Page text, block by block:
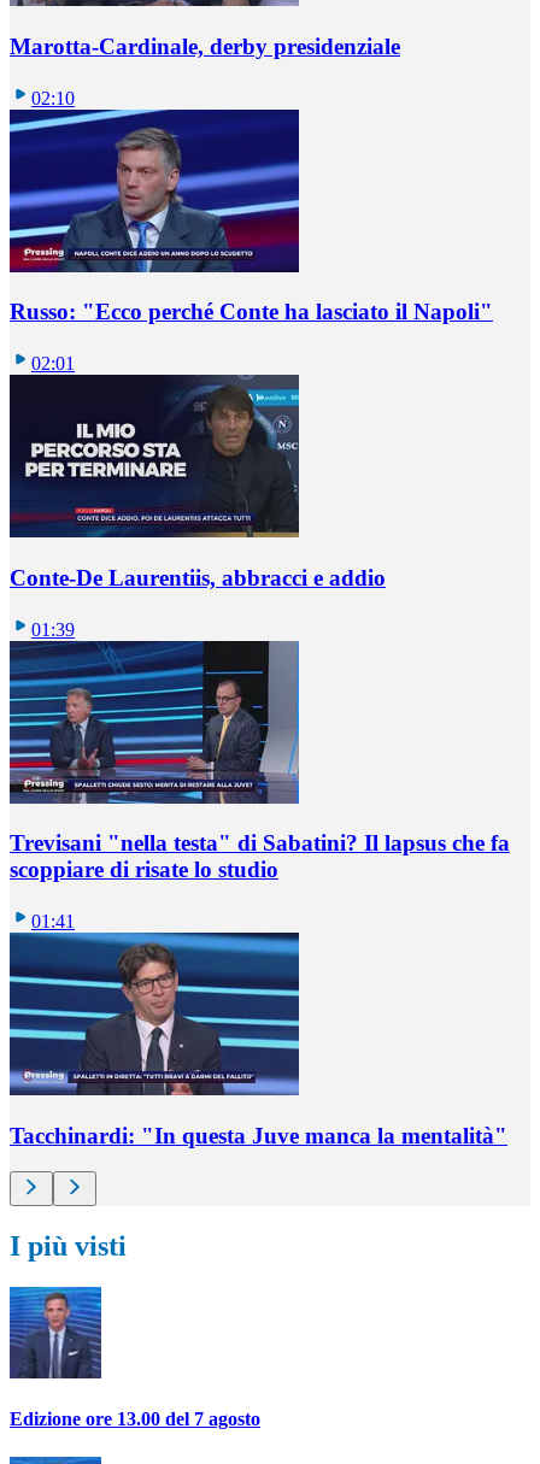
Marotta-Cardinale, derby presidenziale
02:10
Russo: "Ecco perché Conte ha lasciato il Napoli"
02:01
Conte-De Laurentiis, abbracci e addio
01:39
Trevisani "nella testa" di Sabatini? Il lapsus che fa
scoppiare di risate lo studio
01:41
Tacchinardi: "In questa Juve manca la mentalità"
I più visti
Edizione ore 13.00 del 7 agosto